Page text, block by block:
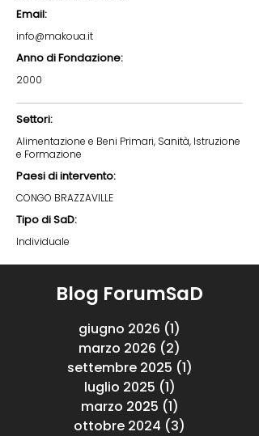
Email:
info@makoua.it
Anno di Fondazione:
2000
Settori:
Alimentazione e Beni Primari, Sanità, Istruzione
e Formazione
Paesi di intervento:
CONGO BRAZZAVILLE
Tipo di SaD:
Individuale
Blog ForumSaD
giugno 2026 (1)
marzo 2026 (2)
settembre 2025 (1)
luglio 2025 (1)
marzo 2025 (1)
ottobre 2024 (3)